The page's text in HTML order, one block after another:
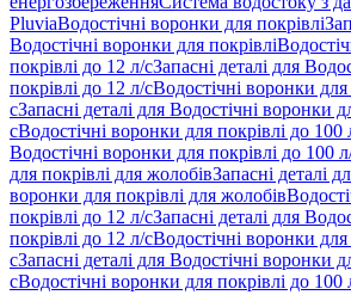
PluviaВодостічні воронки для покрівлі
Водостічні воронки для покрівлі
покрівлі до 12 л/сЗапасні деталі для
покрівлі до 12 л/сВодостічні воронки
сЗапасні деталі для Водостічні воронки
сВодостічні воронки для покрівлі до 100
Водостічні воронки для покрівлі до 100
для покрівлі для жолобівЗапасні деталі
воронки для покрівлі для жолобів
покрівлі до 12 л/сЗапасні деталі для
покрівлі до 12 л/сВодостічні воронки
сЗапасні деталі для Водостічні воронки
сВодостічні воронки для покрівлі до 100